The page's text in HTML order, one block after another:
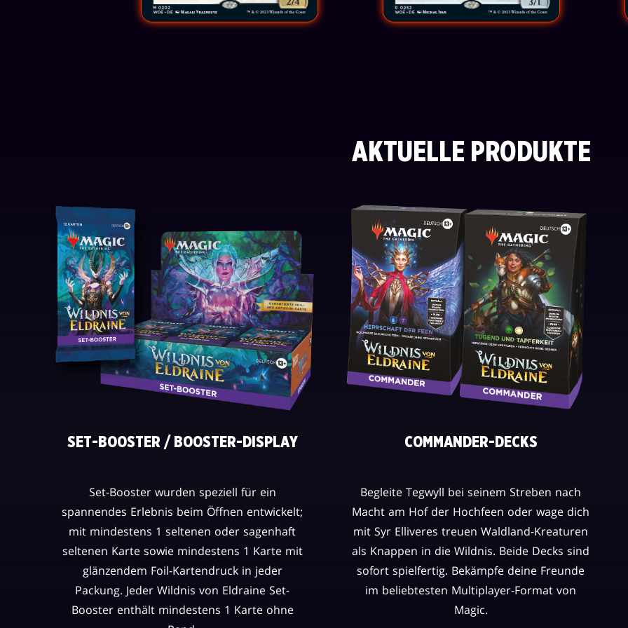
AKTUELLE PRODUKTE
SET-BOOSTER / BOOSTER-DISPLAY
Set-Booster wurden speziell für ein
spannendes Erlebnis beim Öffnen entwickelt;
mit mindestens 1 seltenen oder sagenhaft
seltenen Karte sowie mindestens 1 Karte mit
glänzendem Foil-Kartendruck in jeder
Packung. Jeder Wildnis von Eldraine Set-
Booster enthält mindestens 1 Karte ohne
COMMANDER-DECKS
Begleite Tegwyll bei seinem Streben nach
Macht am Hof der Hochfeen oder wage dich
mit Syr Elliveres treuen Waldland-Kreaturen
als Knappen in die Wildnis. Beide Decks sind
sofort spielfertig. Bekämpfe deine Freunde
im beliebtesten Multiplayer-Format von
Magic.